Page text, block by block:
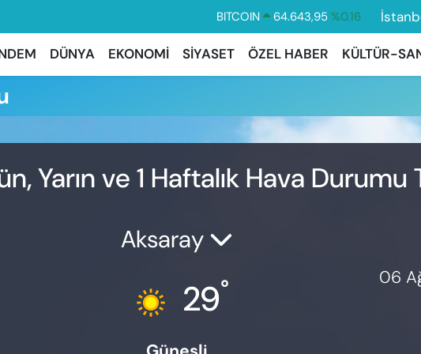
BITCOIN 64.643,95 %0.16
DOLAR
47,6006
%0.06
EURO
55,0250 %0.02
6500.87
DÜNYA EKONOMİ SİYASET ÖZEL HABER KÜLTÜR-
Yarın ve 1 Haftalık Hava Durumu
Aksaray
29° 06